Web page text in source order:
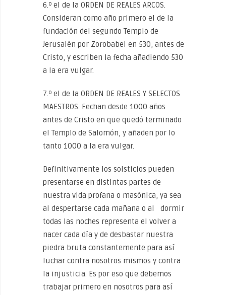
6.º el de la ORDEN DE REALES ARCOS.
Consideran como año primero el de la
fundación del segundo Templo de
Jerusalén por Zorobabel en 530, antes de
Cristo, y escriben la fecha añadiendo 530
a la era vulgar.
7.º el de la ORDEN DE REALES Y SELECTOS
MAESTROS. Fechan desde 1000 años
antes de Cristo en que quedó terminado
el Templo de Salomón, y añaden por lo
tanto 1000 a la era vulgar.
Definitivamente los solsticios pueden
presentarse en distintas partes de
nuestra vida profana o masónica, ya sea
al despertarse cada mañana o al dormir
todas las noches representa el volver a
nacer cada día y de desbastar nuestra
piedra bruta constantemente para así
luchar contra nosotros mismos y contra
la injusticia. Es por eso que debemos
trabajar primero en nosotros para así